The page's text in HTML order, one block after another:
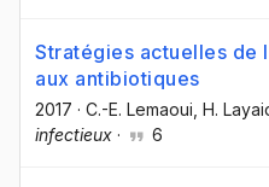
Stratégies actuelles de
aux antibiotiques
2017 · C.-E. Lemaoui , H.
infectieux · 6